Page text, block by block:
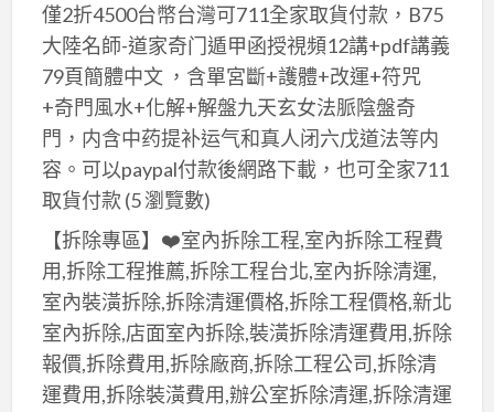
僅2折4500台幣台灣可711全家取貨付款，B75
大陸名師-道家奇门遁甲函授視頻12講+pdf講義
79頁簡體中文 ，含單宮斷+護體+改運+符咒
+奇門風水+化解+解盤九天玄女法脈陰盤奇
門，内含中药提补运气和真人闭六戊道法等内
容。可以paypal付款後網路下載，也可全家711
取貨付款 (5 瀏覽數)
【拆除專區】❤️室內拆除工程,室內拆除工程費
用,拆除工程推薦,拆除工程台北,室內拆除清運,
室內裝潢拆除,拆除清運價格,拆除工程價格,新北
室內拆除,店面室內拆除,裝潢拆除清運費用,拆除
報價,拆除費用,拆除廠商,拆除工程公司,拆除清
運費用,拆除裝潢費用,辦公室拆除清運,拆除清運